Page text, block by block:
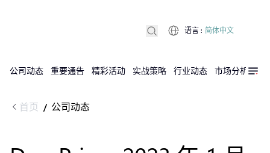
公司动态 重要通告 精彩活动 实战策略 行业动态 市场分析
语言 : 简体中文
首页 / 公司动态